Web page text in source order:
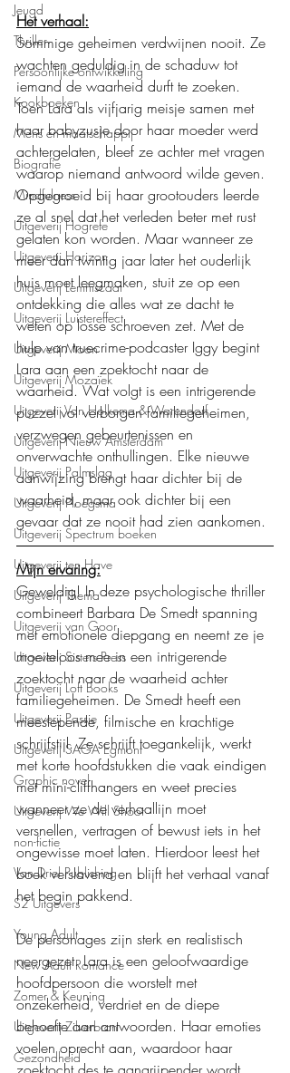
Jeugd
Thriller
Persoonlijke ontwikkeling
Kookboeken
Mens en maatschappij
Biografie
Mindfulness
Uitgeverij Hogrefe
Uitgeverij Horizon
Uitgeverij Lemniscaat
Uitgeverij Luistereffect
Uitgeverij Moon
Uitgeverij Mozaïek
Uitgeverij Van Holkema & Warendorf
Uitgeverij Nieuw Amsterdam
Uitgeverij Palmslag
Uitgeverij Ploegsma
Uitgeverij Spectrum boeken
Uitgeverij ten Have
Uitgeverij Thema
Uitgeverij van Goor
Uitgeverij Sisters Press
Uitgeverij Loft Books
Uitgeverij Passie
Uitgeverij SAGA Egmont
Graphic novel
Uitgeverij We Will Shoot
non-fictie
Van Driel Publishing
S2 Uitgevers
Young Adult
New Adult Romance
Zomer & Keuning
Uitgeverij Zilverbron
Gezondheid
Het verhaal:
Sommige geheimen verdwijnen nooit. Ze
wachten geduldig in de schaduw tot
iemand de waarheid durft te zoeken.
Toen Lara als vijfjarig meisje samen met
haar babyzusje door haar moeder werd
achtergelaten, bleef ze achter met vragen
waarop niemand antwoord wilde geven.
Opgegroeid bij haar grootouders leerde
ze al snel dat het verleden beter met rust
gelaten kon worden. Maar wanneer ze
meer dan twintig jaar later het ouderlijk
huis moet leegmaken, stuit ze op een
ontdekking die alles wat ze dacht te
weten op losse schroeven zet. Met de
hulp van truecrime-podcaster Iggy begint
Lara aan een zoektocht naar de
waarheid. Wat volgt is een intrigerende
puzzel vol verborgen familiegeheimen,
verzwegen gebeurtenissen en
onverwachte onthullingen. Elke nieuwe
aanwijzing brengt haar dichter bij de
waarheid, maar ook dichter bij een
gevaar dat ze nooit had zien aankomen.
Mijn ervaring:
Geweldig! In deze psychologische thriller
combineert Barbara De Smedt spanning
met emotionele diepgang en neemt ze je
moeiteloos mee in een intrigerende
zoektocht naar de waarheid achter
familiegeheimen. De Smedt heeft een
meeslepende, filmische en krachtige
schrijfstijl. Ze schrijft toegankelijk, werkt
met korte hoofdstukken die vaak eindigen
met mini-cliffhangers en weet precies
wanneer ze de verhaallijn moet
versnellen, vertragen of bewust iets in het
ongewisse moet laten. Hierdoor leest het
boek verslavend en blijft het verhaal vanaf
het begin pakkend.
De personages zijn sterk en realistisch
neergezet. Lara is een geloofwaardige
hoofdpersoon die worstelt met
onzekerheid, verdriet en de diepe
behoefte aan antwoorden. Haar emoties
voelen oprecht aan, waardoor haar